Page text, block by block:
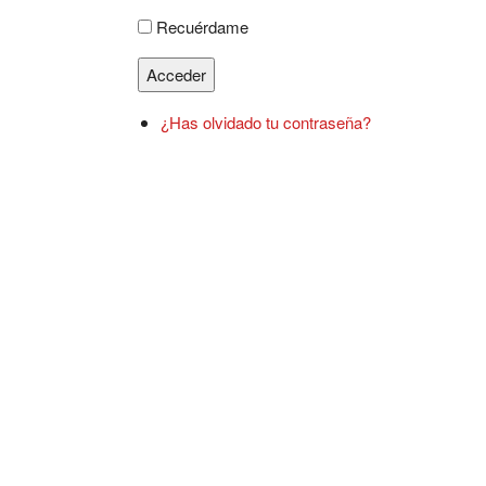
Recuérdame
Acceder
¿Has olvidado tu contraseña?